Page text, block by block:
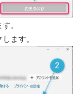
。
ます。